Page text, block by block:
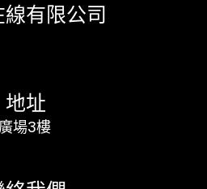
有限公司
地址
場3樓